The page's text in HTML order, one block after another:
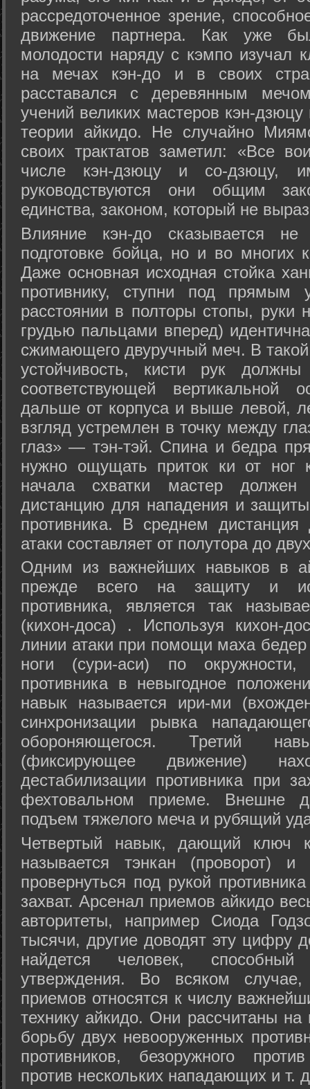
рассредоточенное зрение,
движение партнера. Как уже
молодости наряду с кэмпо изучал
на мечах кэн-до и в своих
расставался с деревянным
учений великих мастеров кэн-
теории айкидо. Не случайно
своих трактатов заметил: «Все
числе кэн-дзюцу и со-дзюцу,
руководствуются они общим
единства, законом, который не
Влияние кэн-до сказывается не
подготовке бойца, но и во многих
Даже основная исходная стойка
противнику, ступни под прямым
расстоянии в полторы стопы, руки
грудью пальцами вперед)
сжимающего двуручный меч. В
устойчивость, кисти рук
соответствующей
дальше от корпуса и выше левой,
взгляд устремлен в точку между
глаз» — тэн-тэй. Спина и бедра
нужно ощущать приток ки от
начала схватки мастер должен
дистанцию для нападения и
противника. В среднем
атаки составляет от полутора до
Одним из важнейших навыков в
прежде всего на защиту и
противника, является так
(кихон-доса) . Используя кихон-
линии атаки при помощи маха
ноги (сури-аси) по
противника в невыгодное
навык называется ири-ми
синхронизации рывка
обороняющегося. Третий
(фиксирующее движение)
дестабилизации противника при
фехтовальном приеме. Внешне
подъем тяжелого меча и рубящий
Четвертый навык, дающий ключ
называется тэнкан (проворот)
провернуться под рукой
захват. Арсенал приемов айкидо
авторитеты, например Сиода
тысячи, другие доводят эту цифру
найдется человек,
утверждения. Во всяком
приемов относятся к числу
технику айкидо. Они рассчитаны
борьбу двух невооруженных
противников, безоружного
против нескольких нападающих и т.